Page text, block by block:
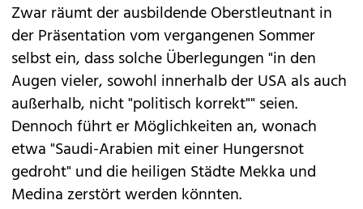
Zwar räumt der ausbildende Oberstleutnant in
der Präsentation vom vergangenen Sommer
selbst ein, dass solche Überlegungen "in den
Augen vieler, sowohl innerhalb der USA als auch
außerhalb, nicht "politisch korrekt"" seien.
Dennoch führt er Möglichkeiten an, wonach
etwa "Saudi-Arabien mit einer Hungersnot
gedroht" und die heiligen Städte Mekka und
Medina zerstört werden könnten.